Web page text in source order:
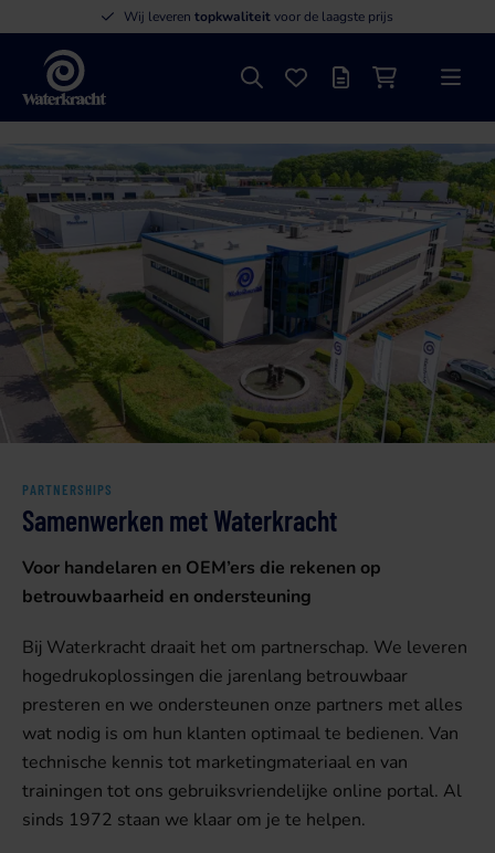
Wij leveren topkwaliteitvoor de laagste prijs
Waterkracht
ZoekenFavorieten
OffertelijstWinkelwagen
Menu
PARTNERSHIPS
Samenwerken met Waterkracht
Voor handelaren en OEM’ers die rekenen op
betrouwbaarheid en ondersteuning
Bij Waterkracht draait het om partnerschap. We leveren
hogedrukoplossingen die jarenlang betrouwbaar
presteren en we ondersteunen onze partners met alles
wat nodig is om hun klanten optimaal te bedienen. Van
technische kennis tot marketingmateriaal en van
trainingen tot ons gebruiksvriendelijke online portal. Al
sinds 1972 staan we klaar om je te helpen.